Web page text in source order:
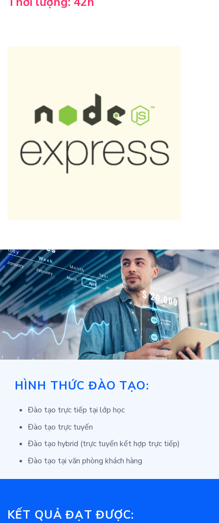
HÌNH THỨC ĐÀO TẠO:
Đào tạo trực tiếp tại lớp học
Đào tạo trực tuyến
Đào tạo hybrid (trực tuyến kết hợp trực tiếp)
Đào tạo tại văn phòng khách hàng
KẾT QUẢ ĐẠT ĐƯỢC: